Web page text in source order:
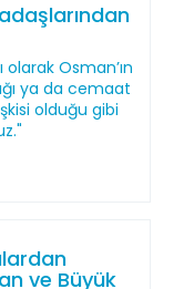
Osman’ın
ya da cemaat
olduğu gibi
ve Büyük